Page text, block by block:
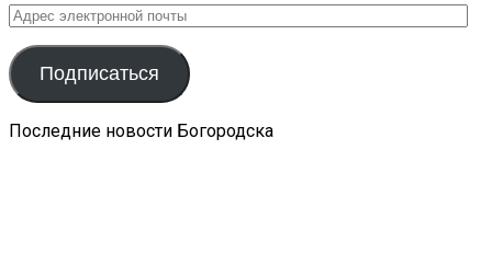
Адрес
электронной
почты
Подписаться
Последние новости Богородска